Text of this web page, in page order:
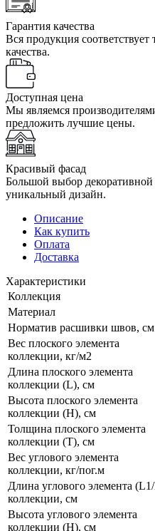
Гарантия качества
Вся продукция
качества.
Доступная цена
Мы являемся
предложить лучшие цены.
Красивый фасад
Большой выбор декоративной
уникальный дизайн.
Описание
Как купить
Оплата
Доставка
Характеристики
Коллекция
Материал
Норматив расшивки швов, см
Вес плоского элемента
коллекции, кг/м2
Длина плоского элемента
коллекции (L), см
Высота плоского элемента
коллекции (H), см
Толщина плоского элемента
коллекции (T), см
Вес углового элемента
коллекции, кг/пог.м
Длина углового элемента
коллекции, см
Высота углового элемента
коллекции (H), см